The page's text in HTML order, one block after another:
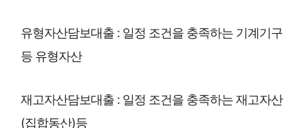
유형자산담보대출 : 일정 조건을 충족하는 기계기구
등 유형자산
재고자산담보대출 : 일정 조건을 충족하는 재고자산
(집합동산)등